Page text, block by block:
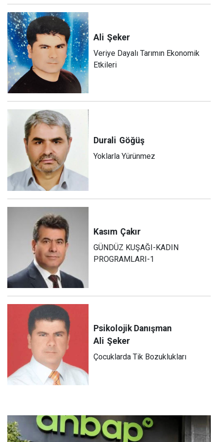
Ali Şeker
Veriye Dayalı Tarımın Ekonomik
Etkileri
Durali Göğüş
Yoklarla Yürünmez
Kasım Çakır
GÜNDÜZ KUŞAĞI-KADIN
PROGRAMLARI-1
Psikolojik Danışman
Ali Şeker
Çocuklarda Tik Bozuklukları